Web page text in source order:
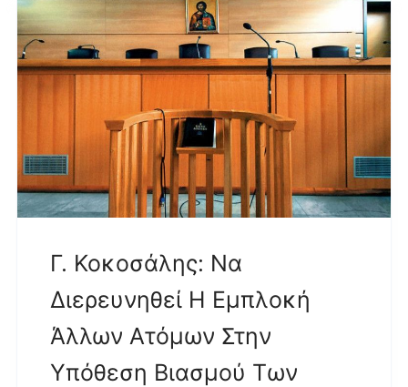
Γ. Κοκοσάλης: Να
Διερευνηθεί Η Εμπλοκή
Άλλων Ατόμων Στην
Υπόθεση Βιασμού Των